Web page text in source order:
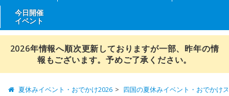
今日開催
イベント
2026年情報へ順次更新しておりますが一部、昨年の情
報もございます。予めご了承ください。
夏休みイベント・おでかけ2026 四国の夏休みイベント・おでかけ